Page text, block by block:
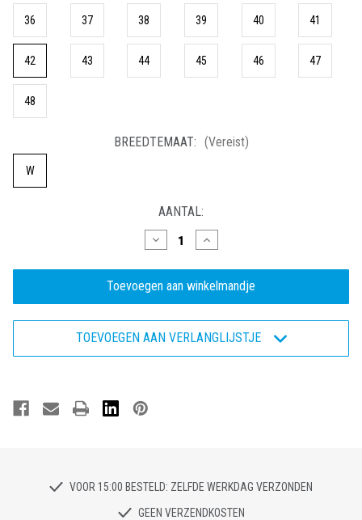
36 37 38 39 40 41
42 43 44 45 46 47
48
BREEDTEMAAT: (Vereist)
W
AANTAL:
Hoeveelheid
verlagen
NXT
96
Veiligheidsschoen
S3S
Hoeveelheid
verhogen
Traxx
NXT
96
Veiligheidsschoen
S3S
TOEVOEGEN AAN VERLANGLIJSTJE
VOOR 15:00 BESTELD: ZELFDE WERKDAG VERZONDEN
GEEN VERZENDKOSTEN